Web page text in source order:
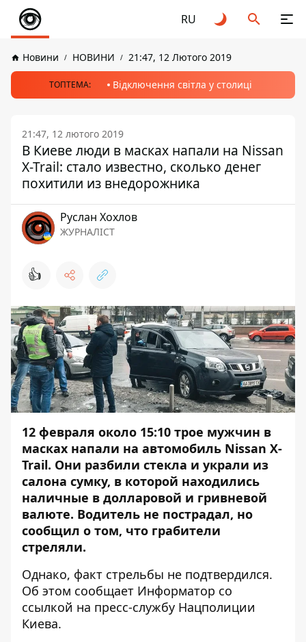
RU
Новини НОВИНИ 21:47, 12 Лютого 2019
ТОПТЕМА: Відключення світла у столиці
21:47, 12 лютого 2019
В Киеве люди в масках напали на Nissan
X-Trail: стало известно, сколько денег
похитили из внедорожника
Руслан Хохлов
ЖУРНАЛІСТ
👍
12 февраля около 15:10 трое мужчин в
масках напали на автомобиль Nissan X-
Trail. Они разбили стекла и украли из
салона сумку, в которой находились
наличные в долларовой и гривневой
валюте. Водитель не пострадал, но
сообщил о том, что грабители
стреляли.
Однако, факт стрельбы не подтвердился.
Об этом сообщает Информатор со
ссылкой на пресс-службу Нацполиции
Киева.